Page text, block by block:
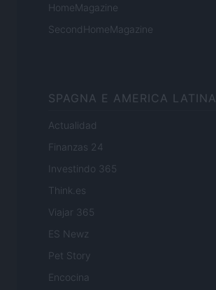
HomeMagazine
SecondHomeMagazine
SPAGNA E AMERICA LATINA
Actualidad
Finanzas 24
Investindo 365
Think.es
Viajar 365
ES Newz
Pet Story
Encocina